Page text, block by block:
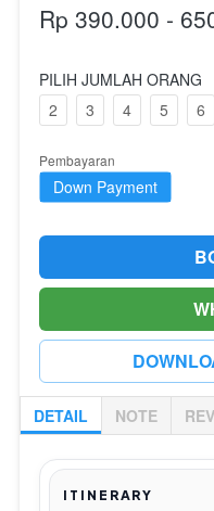
Rp 390.000 -
PILIH JUMLAH ORANG
2
3 4 5 6
Pembayaran
Down Payment
`
`
`
DETAIL NOTE
ITINERARY